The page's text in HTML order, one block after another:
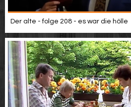
Der alte - folge 208 - es war die hölle